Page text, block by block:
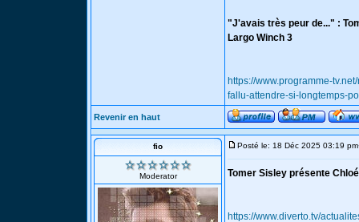
"J'avais très peur de..." :
Largo Winch 3
https://www.programme-
fallu-attendre-si-longtemps-
Revenir en haut
fio
Moderator
Posté le: 18 Déc 2025 03:19 pm
Tomer Sisley présente
https://www.diverto.tv/